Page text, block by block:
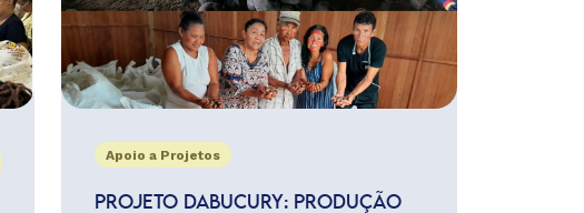
Apoio a Projetos
PROJETO DABUCURY: PRODUÇÃO